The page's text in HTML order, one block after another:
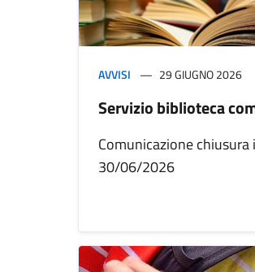
AVVISI 29 GIUGNO 2026
Servizio biblioteca
Comunicazione chiusura
30/06/2026